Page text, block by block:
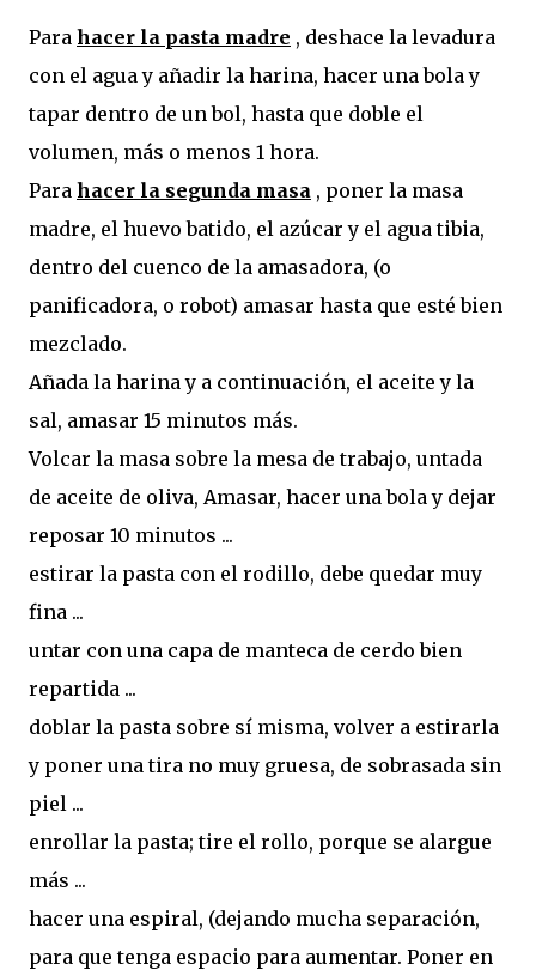
Para hacer la pasta madre , deshace la levadura
con el agua y añadir la harina, hacer una bola y
tapar dentro de un bol, hasta que doble el
volumen, más o menos 1 hora.
Para hacer la segunda masa , poner la masa
madre, el huevo batido, el azúcar y el agua tibia,
dentro del cuenco de la amasadora, (o
panificadora, o robot) amasar hasta que esté bien
mezclado.
Añada la harina y a continuación, el aceite y la
sal, amasar 15 minutos más.
Volcar la masa sobre la mesa de trabajo, untada
de aceite de oliva, Amasar, hacer una bola y dejar
reposar 10 minutos ...
estirar la pasta con el rodillo, debe quedar muy
fina ...
untar con una capa de manteca de cerdo bien
repartida ...
doblar la pasta sobre sí misma, volver a estirarla
y poner una tira no muy gruesa, de sobrasada sin
piel ...
enrollar la pasta; tire el rollo, porque se alargue
más ...
hacer una espiral, (dejando mucha separación,
para que tenga espacio para aumentar. Poner en